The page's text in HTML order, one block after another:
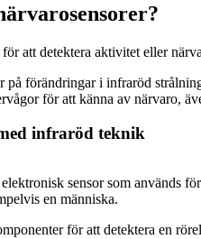
att detektera aktivitet eller
på förändringar i infraröd
för att känna av närvaro,
infraröd teknik
sensor som används
en människa.
för att detektera en